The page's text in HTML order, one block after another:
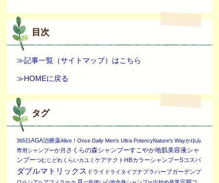
目次
≫記事一覧（サイトマップ）はこちら
≫HOMEに戻る
タグ
365日AGA治療薬Alive！Once Daily Men's Ultra PotencyNature's Wayかゆみ
専用シャンプーか月 さくらの森シャンプーすこやか地肌美容液シャ
ンプーつむじ どれくらいカユミ ケアテクトHBカラーシャンプーSコスパ
ダブルマトリックス ドライ ドライタイプナプラハーブガーデンプ